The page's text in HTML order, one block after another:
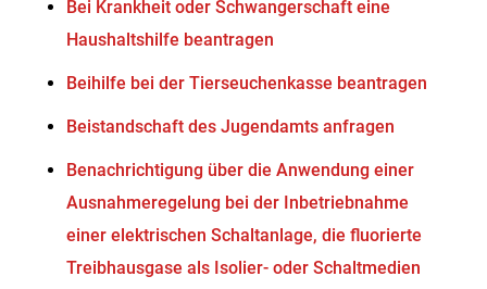
Bei Krankheit oder Schwangerschaft eine
Haushaltshilfe beantragen
Beihilfe bei der Tierseuchenkasse beantragen
Beistandschaft des Jugendamts anfragen
Benachrichtigung über die Anwendung einer
Ausnahmeregelung bei der Inbetriebnahme
einer elektrischen Schaltanlage, die fluorierte
Treibhausgase als Isolier- oder Schaltmedien